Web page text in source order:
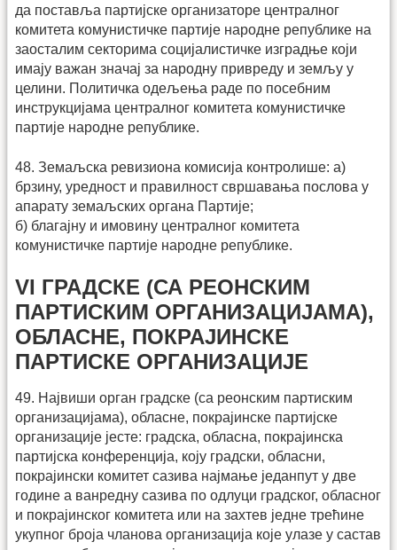
да поставља партијске организаторе централног
комитета комунистичке партије народне републике на
заосталим секторима социјалистичке изградње који
имају важан значај за народну привреду и земљу у
целини. Политичка одељења раде по посебним
инструкцијама централног комитета комунистичке
партије народне републике.
48. Земаљска ревизиона комисија контролише: а)
брзину, уредност и правилност свршавања послова у
апарату земаљских органа Партије;
б) благајну и имовину централног комитета
комунистичке партије народне републике.
VI ГРАДСКЕ (СА РЕОНСКИМ
ПАРТИСКИМ ОРГАНИЗАЦИЈАМА),
ОБЛАСНЕ, ПОКРАЈИНСКЕ
ПАРТИСКЕ ОРГАНИЗАЦИЈЕ
49. Највиши орган градске (са реонским партиским
организацијама), обласне, покрајинске партијске
организације јесте: градска, обласна, покрајинска
партијска конференција, коју градски, обласни,
покрајински комитет сазива најмање једанпут у две
године а ванредну сазива по одлуци градског, обласног
и покрајинског комитета или на захтев једне трећине
укупног броја чланова организација које улазе у састав